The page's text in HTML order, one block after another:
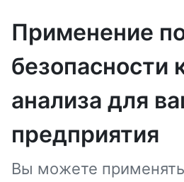
Применение
безопасности
анализа для
предприятия
Вы можете